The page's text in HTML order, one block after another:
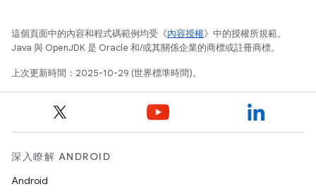
這個頁面中的內容和程式碼範例均受《內容授權》中的授權所規範。
Java 與 OpenJDK 是 Oracle 和/或其關係企業的商標或註冊商標。
上次更新時間：2025-10-29 (世界標準時間)。
深入瞭解 ANDROID
Android